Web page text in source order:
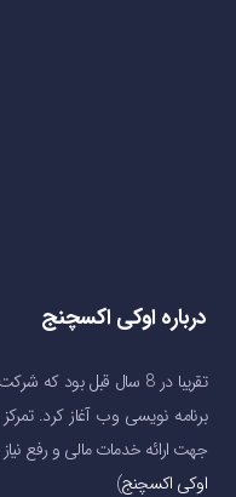
درباره اوکی اکسچنج
تقریبا در 8 سال قبل بود
برنامه نویسی وب آغاز کرد.
جهت ارائه خدمات مالی و رفع
اوکی اکسچنج)